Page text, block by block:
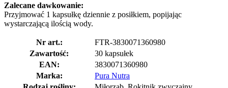
Zalecane dawkowanie:
Przyjmować 1 kapsułkę dziennie z posiłkiem, popijając
wystarczającą ilością wody.
Nr art.:
FTR-3830071360980
Zawartość:
30 kapsułek
EAN:
3830071360980
Marka:
Pura Nutra